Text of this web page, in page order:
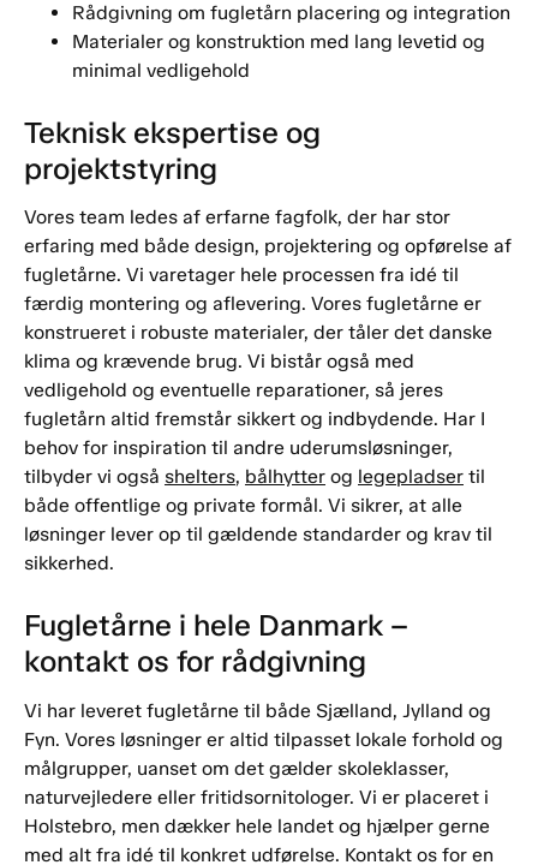
Rådgivning om fugletårn placering og integration
Materialer og konstruktion med lang levetid og
minimal vedligehold
Teknisk ekspertise og
projektstyring
Vores team ledes af erfarne fagfolk, der har stor
erfaring med både design, projektering og opførelse af
fugletårne. Vi varetager hele processen fra idé til
færdig montering og aflevering. Vores fugletårne er
konstrueret i robuste materialer, der tåler det danske
klima og krævende brug. Vi bistår også med
vedligehold og eventuelle reparationer, så jeres
fugletårn altid fremstår sikkert og indbydende. Har I
behov for inspiration til andre uderumsløsninger,
tilbyder vi også shelters, bålhytter og legepladser til
både offentlige og private formål. Vi sikrer, at alle
løsninger lever op til gældende standarder og krav til
sikkerhed.
Fugletårne i hele Danmark –
kontakt os for rådgivning
Vi har leveret fugletårne til både Sjælland, Jylland og
Fyn. Vores løsninger er altid tilpasset lokale forhold og
målgrupper, uanset om det gælder skoleklasser,
naturvejledere eller fritidsornitologer. Vi er placeret i
Holstebro, men dækker hele landet og hjælper gerne
med alt fra idé til konkret udførelse. Kontakt os for en